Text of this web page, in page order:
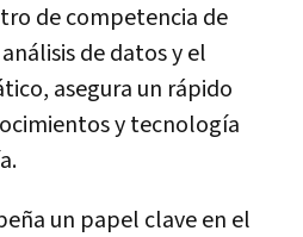
de competencia de
de datos y el
asegura un rápido
y tecnología
un papel clave en el